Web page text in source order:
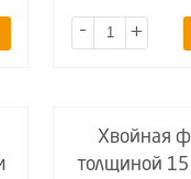
- +
Хвойная
толщиной